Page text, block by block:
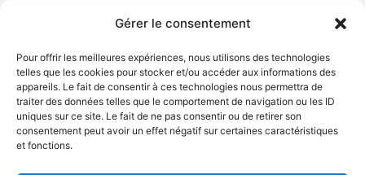
Gérer le consentement
Pour offrir les meilleures expériences, nous utilisons des technologies
telles que les cookies pour stocker et/ou accéder aux informations des
appareils. Le fait de consentir à ces technologies nous permettra de
traiter des données telles que le comportement de navigation ou les ID
uniques sur ce site. Le fait de ne pas consentir ou de retirer son
consentement peut avoir un effet négatif sur certaines caractéristiques
et fonctions.